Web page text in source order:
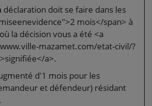
déclaration doit se faire dans les
mois</span> à
la décision vous a été <a
mazamet.com/etat-civil/?
a>.
d'1 mois pour les
et défendeur) résidant